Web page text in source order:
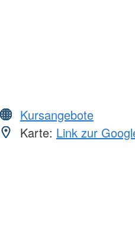
Kursangebote
Karte: Link zur